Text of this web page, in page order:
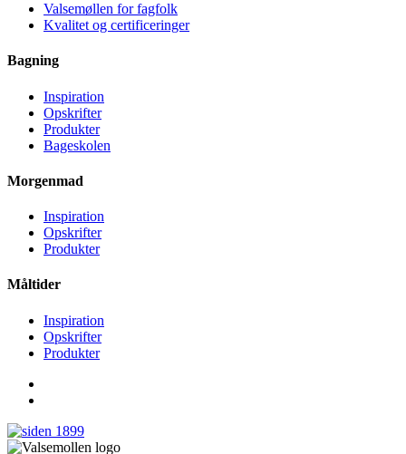
Valsemøllen for fagfolk
Kvalitet og certificeringer
Bagning
Inspiration
Opskrifter
Produkter
Bageskolen
Morgenmad
Inspiration
Opskrifter
Produkter
Måltider
Inspiration
Opskrifter
Produkter